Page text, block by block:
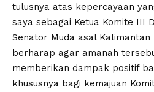
tulusnya atas kepercayaan
saya sebagai Ketua Komite III
Senator Muda asal
berharap agar amanah
memberikan dampak positif
khususnya bagi kemajuan